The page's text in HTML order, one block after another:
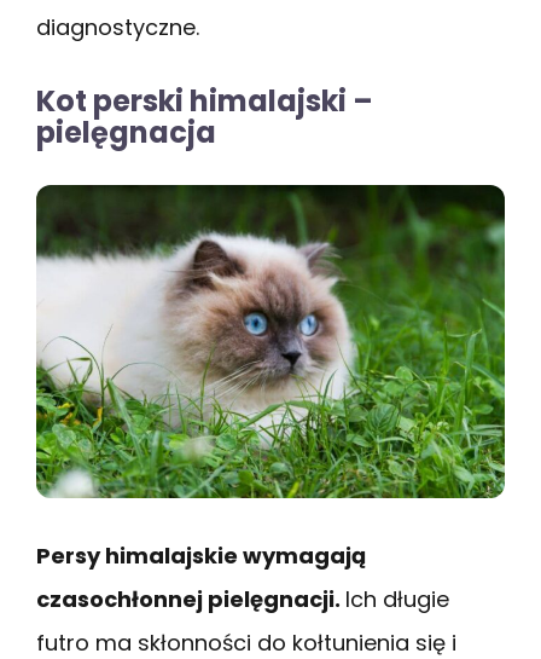
diagnostyczne.
Kot perski himalajski –
pielęgnacja
Persy himalajskie wymagają
czasochłonnej pielęgnacji. Ich długie
futro ma skłonności do kołtunienia się i